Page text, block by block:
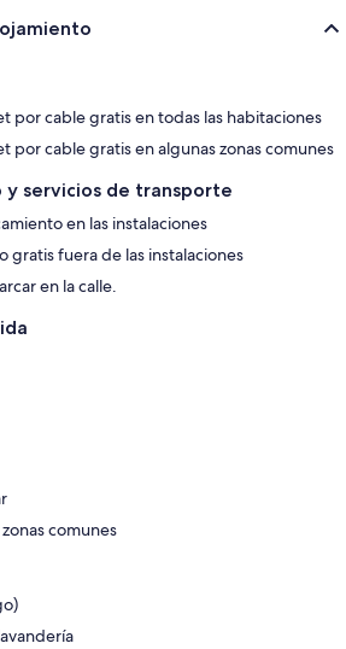
por cable gratis en todas las habitaciones
por cable gratis en algunas zonas comunes
y servicios de transporte
en las instalaciones
gratis fuera de las instalaciones
en la calle.
comunes